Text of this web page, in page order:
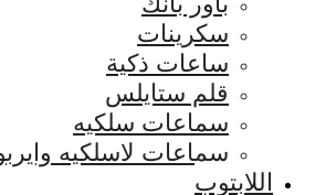
سكرينات
ساعات ذكية
قلم ستايلس
سماعات سلكيه
سماعات لاسلكيه
اللابتوب